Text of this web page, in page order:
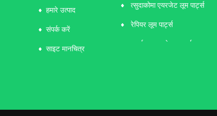
हमारे उत्पाद
संपर्क करें
साइट मानचित्र
त्सुदाकोमा एयरजेट लूम पार्ट्स
रेपियर लूम पार्ट्स
बुनाई करघा स्पेयर पार्ट्स